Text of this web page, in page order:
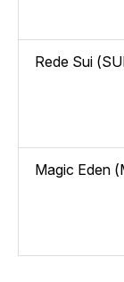
Rede Sui
Magic Eden